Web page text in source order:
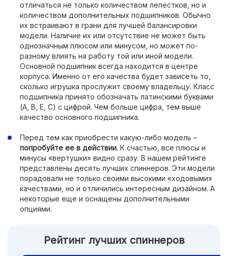
отличаться не только количеством лепестков, но и
количеством дополнительных подшипников. Обычно
их встраивают в грани для лучшей балансировки
модели. Наличие их или отсутствие не может быть
однозначным плюсом или минусом, но может по-
разному влиять на работу той или иной модели.
Основной подшипник всегда находится в центре
корпуса. Именно от его качества будет зависеть то,
сколько игрушка прослужит своему владельцу. Класс
подшипника принято обозначать латинскими буквами
(A, B, E, C) с цифрой. Чем больше цифра, тем выше
качество основного подшипника.
Перед тем как приобрести какую-либо модель –
попробуйте ее в действии. К счастью, все плюсы и
минусы «вертушки» видно сразу. В нашем рейтинге
представлены десять лучших спиннеров. Эти модели
порадовали не только своими высокими «ходовыми»
качествами, но и отличились интересным дизайном. А
некоторые еще и оснащены дополнительными
опциями.
Рейтинг лучших спиннеров